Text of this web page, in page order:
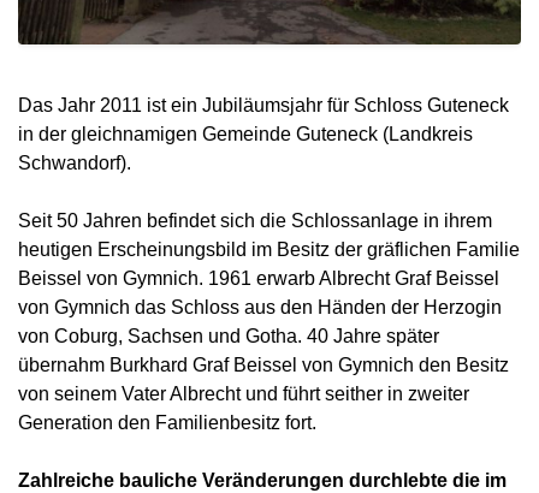
Das Jahr 2011 ist ein Jubiläumsjahr für Schloss Guteneck
in der gleichnamigen Gemeinde Guteneck (Landkreis
Schwandorf).
Seit 50 Jahren befindet sich die Schlossanlage in ihrem
heutigen Erscheinungsbild im Besitz der gräflichen Familie
Beissel von Gymnich. 1961 erwarb Albrecht Graf Beissel
von Gymnich das Schloss aus den Händen der Herzogin
von Coburg, Sachsen und Gotha. 40 Jahre später
übernahm Burkhard Graf Beissel von Gymnich den Besitz
von seinem Vater Albrecht und führt seither in zweiter
Generation den Familienbesitz fort.
Zahlreiche bauliche Veränderungen durchlebte die im